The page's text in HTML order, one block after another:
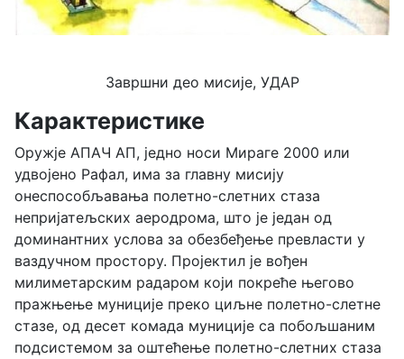
Завршни део мисије, УДАР
Карактеристике
Оружје АПАЧ АП, једно носи Мираге 2000 или
удвојено Рафал, има за главну мисију
онеспособљавања полетно-слетних стаза
непријатељских аеродрома, што је један од
доминантних услова за обезбеђење превласти у
ваздучном простору. Пројектил је вођен
милиметарским радаром који покреће његово
пражњење муниције преко циљне полетно-слетне
стазе, од десет комада муниције са побољшаним
подсистемом за оштећење полетно-слетних стаза